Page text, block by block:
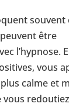
souvent
être
l’hypnose.
vous
calme et